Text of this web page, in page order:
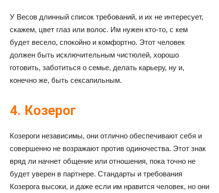
У Весов длинный список требований, и их не интересует,
скажем, цвет глаз или волос. Им нужен кто-то, с кем
будет весело, спокойно и комфортно. Этот человек
должен быть исключительным чистюлей, хорошо
готовить, заботиться о семье, делать карьеру, ну и,
конечно же, быть сексапильным.
4. Козерог
Козероги независимы, они отлично обеспечивают себя и
совершенно не возражают против одиночества. Этот знак
вряд ли начнет общение или отношения, пока точно не
будет уверен в партнере. Стандарты и требования
Козерога высоки, и даже если им нравится человек, но они